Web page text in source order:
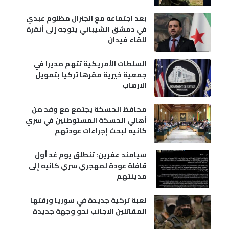
بعد اجتماعه مع الجنرال مظلوم عبدي
في دمشق الشيباني يتوجه إلى أنقرة
للقاء فيدان
السلطات الأمريكية تتهم مديرا في
جمعية خيرية مقرها تركيا بتمويل
الارهاب
محافظ الحسكة يجتمع مع وفد من
أهالي الحسكة المستوطنين في سري
كانيه لبحث إجراءات عودتهم
سيامند عفرين: تنطلق يوم غد أول
قافلة عودة لمهجري سري كانيه إلى
مدينتهم
لعبة تركية جديدة في سوريا ورقتها
المقاتلين الاجانب نحو وجهة جديدة